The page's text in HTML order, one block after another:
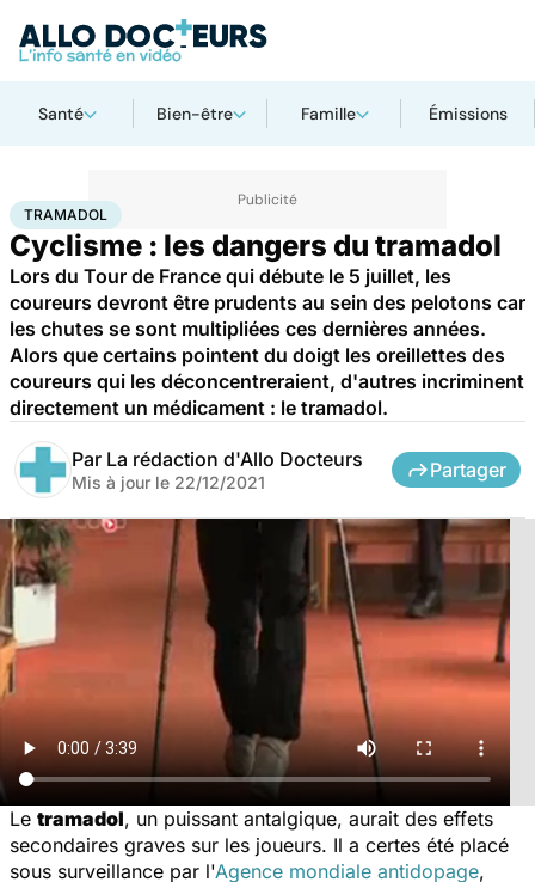
Santé Bien-être Famille Émissions
AccueilSanté Tramadol
TRAMADOL
Cyclisme : les dangers du tramadol
Lors du Tour de France qui débute le 5 juillet, les
coureurs devront être prudents au sein des pelotons car
les chutes se sont multipliées ces dernières années.
Alors que certains pointent du doigt les oreillettes des
coureurs qui les déconcentreraient, d'autres incriminent
directement un médicament : le tramadol.
Par La rédaction d'Allo Docteurs
Mis à jour le 22/12/2021
Partager
Le tramadol, un puissant antalgique, aurait des effets
secondaires graves sur les joueurs. Il a certes été placé
sous surveillance par l'Agence mondiale antidopage,